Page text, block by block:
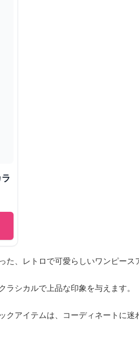
、レトロで可愛らしいワンピース
シカルで上品な印象を与えます。
アイテムは、コーディネートに迷